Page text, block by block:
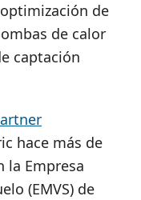
de
de calor
captación
hace más de
la Empresa
(EMVS) de